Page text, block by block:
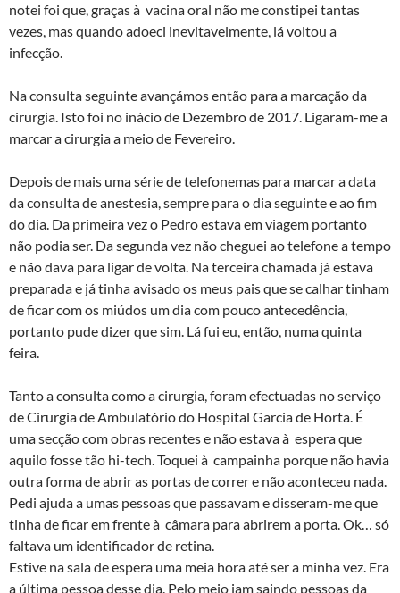
notei foi que, graças à vacina oral não me constipei tantas
vezes, mas quando adoeci inevitavelmente, lá voltou a
infecção.
Na consulta seguinte avançámos então para a marcação da
cirurgia. Isto foi no inà­cio de Dezembro de 2017. Ligaram-me a
marcar a cirurgia a meio de Fevereiro.
Depois de mais uma série de telefonemas para marcar a data
da consulta de anestesia, sempre para o dia seguinte e ao fim
do dia. Da primeira vez o Pedro estava em viagem portanto
não podia ser. Da segunda vez não cheguei ao telefone a tempo
e não dava para ligar de volta. Na terceira chamada já estava
preparada e já tinha avisado os meus pais que se calhar tinham
de ficar com os miúdos um dia com pouco antecedência,
portanto pude dizer que sim. Lá fui eu, então, numa quinta
feira.
Tanto a consulta como a cirurgia, foram efectuadas no serviço
de Cirurgia de Ambulatório do Hospital Garcia de Horta. É
uma secção com obras recentes e não estava à espera que
aquilo fosse tão hi-tech. Toquei à campainha porque não havia
outra forma de abrir as portas de correr e não aconteceu nada.
Pedi ajuda a umas pessoas que passavam e disseram-me que
tinha de ficar em frente à câmara para abrirem a porta. Ok… só
faltava um identificador de retina.
Estive na sala de espera uma meia hora até ser a minha vez. Era
a última pessoa desse dia. Pelo meio iam saindo pessoas da